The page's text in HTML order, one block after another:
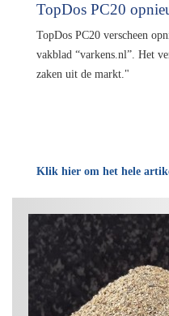
TopDos PC20
TopDos PC20 verscheen
vakblad “varkens.nl”. Het
zaken uit de markt."
Klik hier om het hele